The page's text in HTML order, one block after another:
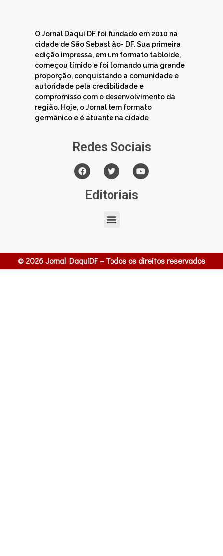
O Jornal Daqui DF foi fundado em 2010 na
cidade de São Sebastião- DF. Sua primeira
edição impressa, em um formato tabloide,
começou tímido e foi tomando uma grande
proporção, conquistando a comunidade e
autoridade pela credibilidade e
compromisso com o desenvolvimento da
região. Hoje, o Jornal tem formato
germânico e é atuante na cidade
Redes Sociais
Editoriais
© 2026 Jornal DaquiDF – Todos os direitos reservados